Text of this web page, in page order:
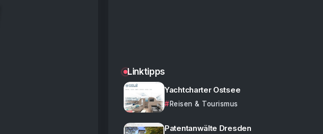
Linktipps
Yachtcharter Ostsee
Reisen & Tourismus
Patentanwälte Dresden